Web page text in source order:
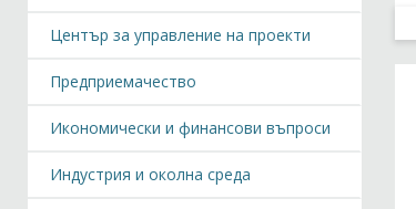
Център за управление на проекти
Предприемачество
Икономически и финансови въпроси
Индустрия и околна среда